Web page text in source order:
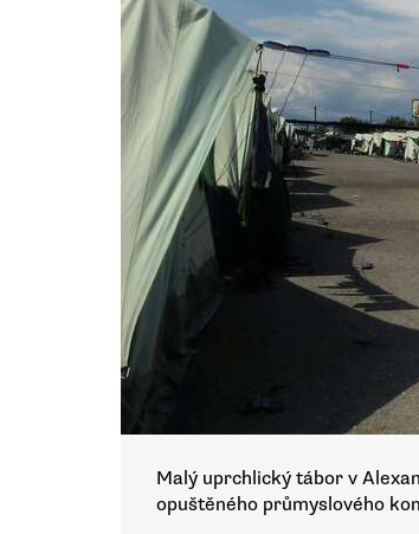
Malý uprchlický tábor v
opuštěného průmyslového